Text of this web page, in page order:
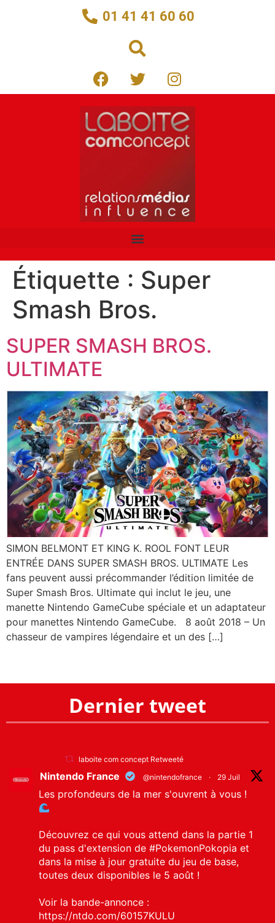
01 41 41 60 60
Étiquette : Super
Smash Bros.
SUPER SMASH BROS.
ULTIMATE
SIMON BELMONT ET KING K. ROOL FONT LEUR
ENTRÉE DANS SUPER SMASH BROS. ULTIMATE Les
fans peuvent aussi précommander l’édition limitée de
Super Smash Bros. Ultimate qui inclut le jeu, une
manette Nintendo GameCube spéciale et un adaptateur
pour manettes Nintendo GameCube. 8 août 2018 – Un
chasseur de vampires légendaire et un des […]
Dernier tweet
laboite com concept Retweeté
Nintendo France @nintendofrance · 29 Juil
Les profondeurs de la mer s'ouvrent à vous !
Découvrez ce qui vous attend dans la partie 1
du pass d'extension de #PokemonPokopia et
dans la mise à jour gratuite du jeu de base,
toutes deux disponibles le 5 août !
Voir la bande-annonce :
https://ntdo.com/60157KULU